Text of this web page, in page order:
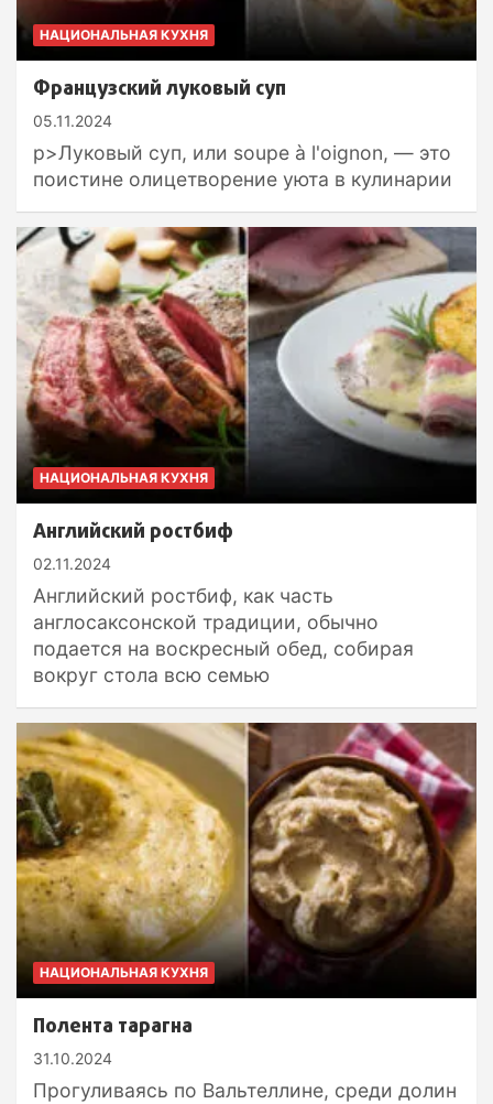
НАЦИОНАЛЬНАЯ КУХНЯ
Французский луковый суп
05.11.2024
p>Луковый суп, или soupe à l'oignon, — это
поистине олицетворение уюта в кулинарии
НАЦИОНАЛЬНАЯ КУХНЯ
Английский ростбиф
02.11.2024
Английский ростбиф, как часть
англосаксонской традиции, обычно
подается на воскресный обед, собирая
вокруг стола всю семью
НАЦИОНАЛЬНАЯ КУХНЯ
Полента тарагна
31.10.2024
Прогуливаясь по Вальтеллине, среди долин